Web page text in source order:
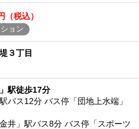
（税込）
ョン
３丁目
駅徒歩17分
バス12分 バス停「団地上水端」
井」駅バス8分 バス停「スポーツ